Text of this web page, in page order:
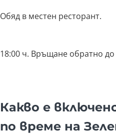
Обяд в местен ресторант.
18:00 ч. Връщане обратно до
Какво е
по време на